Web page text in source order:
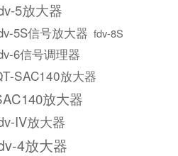
5放大器
5S信号放大器 fdv-8S
6信号调理器
SAC140放大器
放大器
IV放大器
4放大器